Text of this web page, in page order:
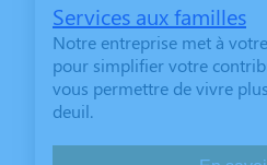
Services aux familles
Notre entreprise met à
pour simplifier votre
vous permettre de vivre
deuil.